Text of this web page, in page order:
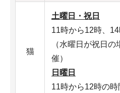
猫
土曜日・祝日
11時から12時、
（水曜日が祝日
催）
日曜日
11時から12時の時